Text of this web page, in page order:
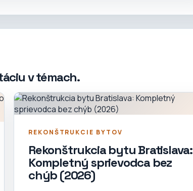
v témach.
REKONŠTRUKCIE BYTOV
Rekonštrukcia bytu Bratislava:
Kompletný sprievodca bez
chýb (2026)